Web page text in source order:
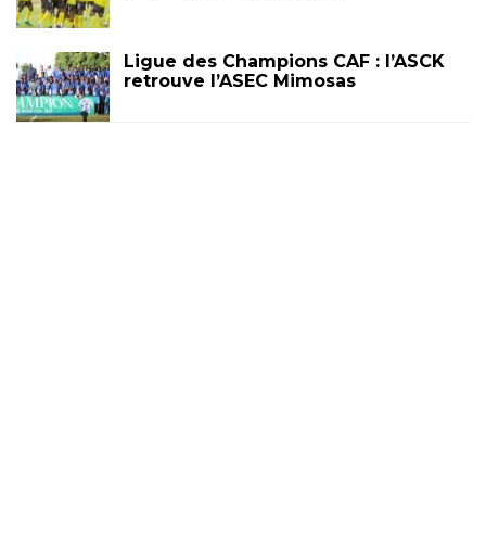
Ligue des Champions CAF : l’ASCK
retrouve l’ASEC Mimosas